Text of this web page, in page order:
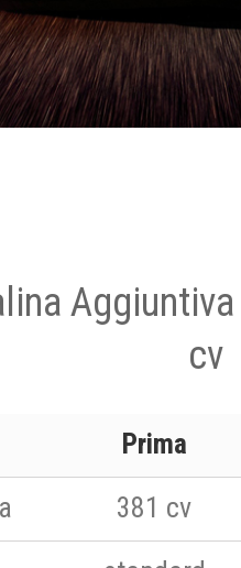
cv
Prima
381 cv